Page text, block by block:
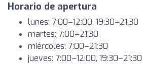
Horario de apertura
lunes: 7:00–12:00, 19:30–21:30
martes: 7:00–21:30
miércoles: 7:00–21:30
jueves: 7:00–12:00, 19:30–21:30